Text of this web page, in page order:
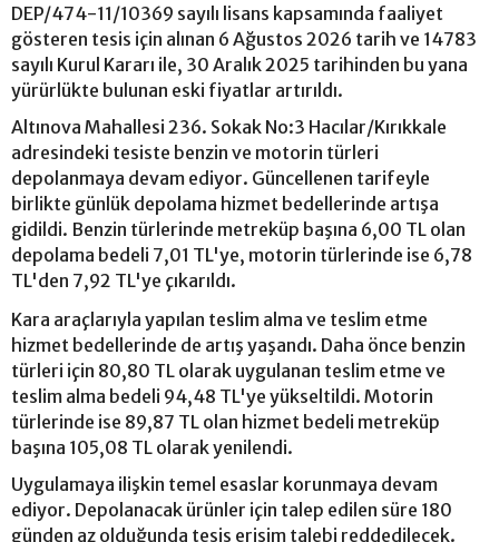
DEP/474-11/10369 sayılı lisans kapsamında faaliyet
gösteren tesis için alınan 6 Ağustos 2026 tarih ve 14783
sayılı Kurul Kararı ile, 30 Aralık 2025 tarihinden bu yana
yürürlükte bulunan eski fiyatlar artırıldı.
Altınova Mahallesi 236. Sokak No:3 Hacılar/Kırıkkale
adresindeki tesiste benzin ve motorin türleri
depolanmaya devam ediyor. Güncellenen tarifeyle
birlikte günlük depolama hizmet bedellerinde artışa
gidildi. Benzin türlerinde metreküp başına 6,00 TL olan
depolama bedeli 7,01 TL'ye, motorin türlerinde ise 6,78
TL'den 7,92 TL'ye çıkarıldı.
Kara araçlarıyla yapılan teslim alma ve teslim etme
hizmet bedellerinde de artış yaşandı. Daha önce benzin
türleri için 80,80 TL olarak uygulanan teslim etme ve
teslim alma bedeli 94,48 TL'ye yükseltildi. Motorin
türlerinde ise 89,87 TL olan hizmet bedeli metreküp
başına 105,08 TL olarak yenilendi.
Uygulamaya ilişkin temel esaslar korunmaya devam
ediyor. Depolanacak ürünler için talep edilen süre 180
günden az olduğunda tesis erişim talebi reddedilecek.